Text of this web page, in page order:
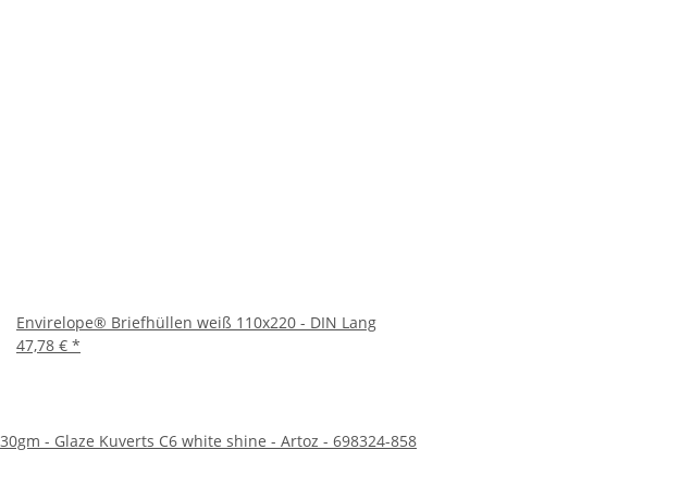
Envirelope® Briefhüllen weiß 110x220 - DIN Lang
47,78 € *